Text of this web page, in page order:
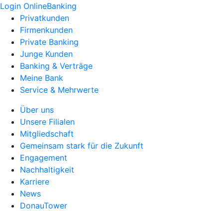
Login OnlineBanking
Privatkunden
Firmenkunden
Private Banking
Junge Kunden
Banking & Verträge
Meine Bank
Service & Mehrwerte
Über uns
Unsere Filialen
Mitgliedschaft
Gemeinsam stark für die Zukunft
Engagement
Nachhaltigkeit
Karriere
News
DonauTower